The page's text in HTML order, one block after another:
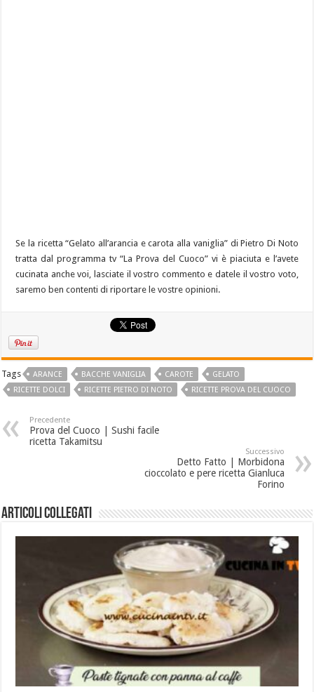
Se la ricetta “Gelato all’arancia e carota alla vaniglia” di Pietro Di Noto
tratta dal programma tv “La Prova del Cuoco” vi è piaciuta e l’avete
cucinata anche voi, lasciate il vostro commento e datele il vostro voto,
saremo ben contenti di riportare le vostre opinioni.
Tags ARANCE BACCHE VANIGLIA CAROTE
GELATO
RICETTE DOLCI
RICETTE PIETRO DI NOTO RICETTE PROVA DEL CUOCO
Precedente
Prova del Cuoco | Sushi facile
ricetta Takamitsu
Successivo
Detto Fatto | Morbidona
cioccolato e pere ricetta Gianluca
Forino
Articoli collegati